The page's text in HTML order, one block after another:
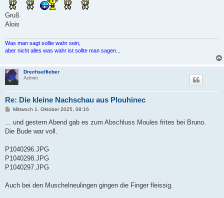
Gruß
Alois
Was man sagt sollte wahr sein,
aber nicht alles was wahr ist sollte man sagen...
Drechselfieber
Admin
Re: Die kleine Nachschau aus Plouhinec
B
r
Mittwoch 1. Oktober 2025, 08:16
... und gestern Abend gab es zum Abschluss Moules frites bei Bruno.
Die Bude war voll.
P1040296.JPG
P1040298.JPG
P1040297.JPG
Auch bei den Muschelneulingen gingen die Finger fleissig.